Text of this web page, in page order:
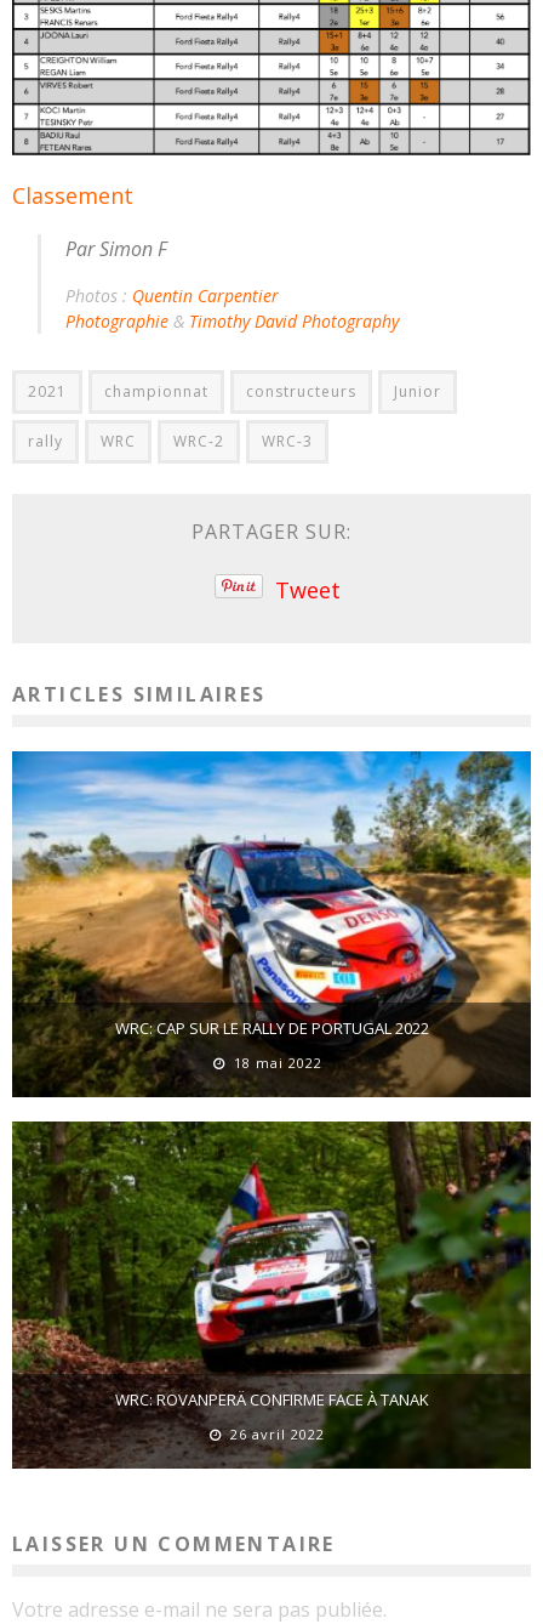
Classement
Par Simon F
Photos : Quentin Carpentier
Photographie & Timothy David Photography
2021 championnat constructeurs Junior
rally WRC WRC-2 WRC-3
PARTAGER SUR:
Tweet
ARTICLES SIMILAIRES
WRC: CAP SUR LE RALLY DE PORTUGAL 2022
18 mai 2022
WRC: ROVANPERÄ CONFIRME FACE À TANAK
26 avril 2022
LAISSER UN COMMENTAIRE
Votre adresse e-mail ne sera pas publiée.